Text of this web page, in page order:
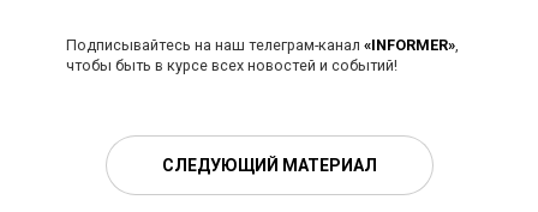
Подписывайтесь на наш телеграм-канал «INFORMER»,
чтобы быть в курсе всех новостей и событий!
СЛЕДУЮЩИЙ МАТЕРИАЛ